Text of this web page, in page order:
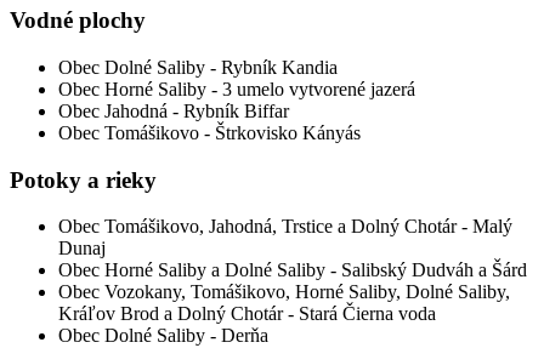
Vodné plochy
Obec Dolné Saliby - Rybník Kandia
Obec Horné Saliby - 3 umelo vytvorené jazerá
Obec Jahodná - Rybník Biffar
Obec Tomášikovo - Štrkovisko Kányás
Potoky a rieky
Obec Tomášikovo, Jahodná, Trstice a Dolný Chotár - Malý
Dunaj
Obec Horné Saliby a Dolné Saliby - Salibský Dudváh a Šárd
Obec Vozokany, Tomášikovo, Horné Saliby, Dolné Saliby,
Kráľov Brod a Dolný Chotár - Stará Čierna voda
Obec Dolné Saliby - Derňa